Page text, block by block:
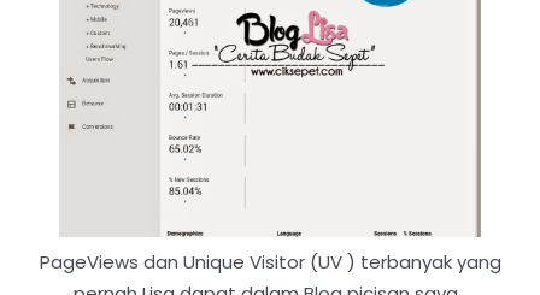
PageViews dan Unique Visitor (UV ) terbanyak yang